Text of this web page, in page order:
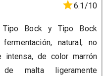
6.1/10
Tipo Bock y Tipo Bock
natural, no
intensa, de color marrón
malta ligeramente